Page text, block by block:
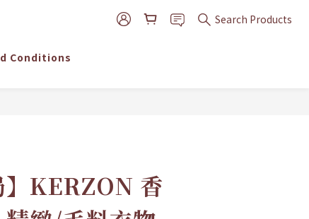
Search Products
Conditions
】KERZON 香